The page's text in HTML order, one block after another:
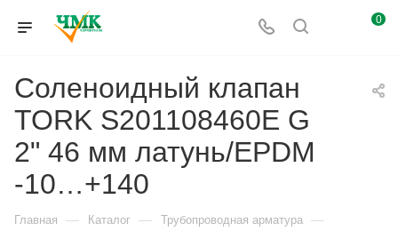
0
Соленоидный клапан
TORK S201108460E G
2" 46 мм латунь/EPDM
-10…+140
Главная — Каталог — Трубопроводная арматура —